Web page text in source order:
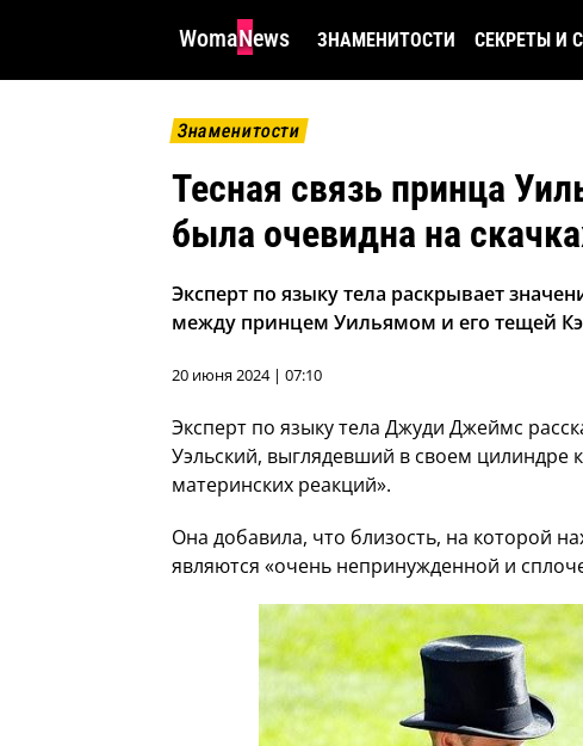
WomaNews ЗНАМЕНИТОСТИ СЕКРЕТЫ И
Знаменитости
Тесная связь принца
была очевидна на
Эксперт по языку тела раскрывает
между принцем Уильямом и его тещей
20 июня 2024 | 07:10
Эксперт по языку тела Джуди Джеймс
Уэльский, выглядевший в своем цилиндре
материнских реакций».
Она добавила, что близость, на которой
являются «очень непринужденной и